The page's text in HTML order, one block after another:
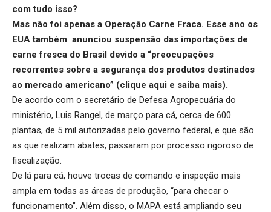
com tudo isso?
Mas não foi apenas a Operação Carne Fraca. Esse ano os
EUA também anunciou suspensão das importações de
carne fresca do Brasil devido a “preocupações
recorrentes sobre a segurança dos produtos destinados
ao mercado americano” (clique aqui e saiba mais).
De acordo com o secretário de Defesa Agropecuária do
ministério, Luis Rangel, de março para cá, cerca de 600
plantas, de 5 mil autorizadas pelo governo federal, e que são
as que realizam abates, passaram por processo rigoroso de
fiscalização.
De lá para cá, houve trocas de comando e inspeção mais
ampla em todas as áreas de produção, “para checar o
funcionamento”. Além disso, o MAPA está ampliando seu